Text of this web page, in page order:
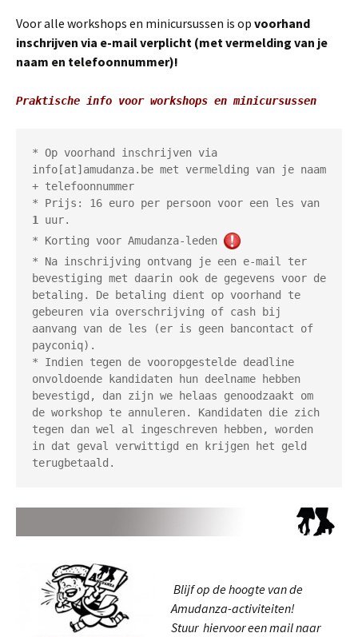
Voor alle workshops en minicursussen is op voorhand
inschrijven via e-mail verplicht (met vermelding van je
naam en telefoonnummer)!
Praktische info voor workshops en minicursussen
* Op voorhand inschrijven via
info[at]amudanza.be met vermelding van je naam
+ telefoonnummer
1 uur.
* Korting voor Amudanza-leden
* Na inschrijving ontvang je een e-mail ter
bevestiging met daarin ook de gegevens voor de
betaling. De betaling dient op voorhand te
gebeuren via overschrijving of cash bij
aanvang van de les (er is geen bancontact of
payconiq).
* Indien tegen de vooropgestelde deadline
onvoldoende kandidaten hun deelname hebben
bevestigd, dan zijn we helaas genoodzaakt om
de workshop te annuleren. Kandidaten die zich
tegen dan wel al ingeschreven hebben, worden
in dat geval verwittigd en krijgen het geld
terugbetaald.
Blijf op de hoogte van de
Amudanza-activiteiten!
Stuur hiervoor een mail naar